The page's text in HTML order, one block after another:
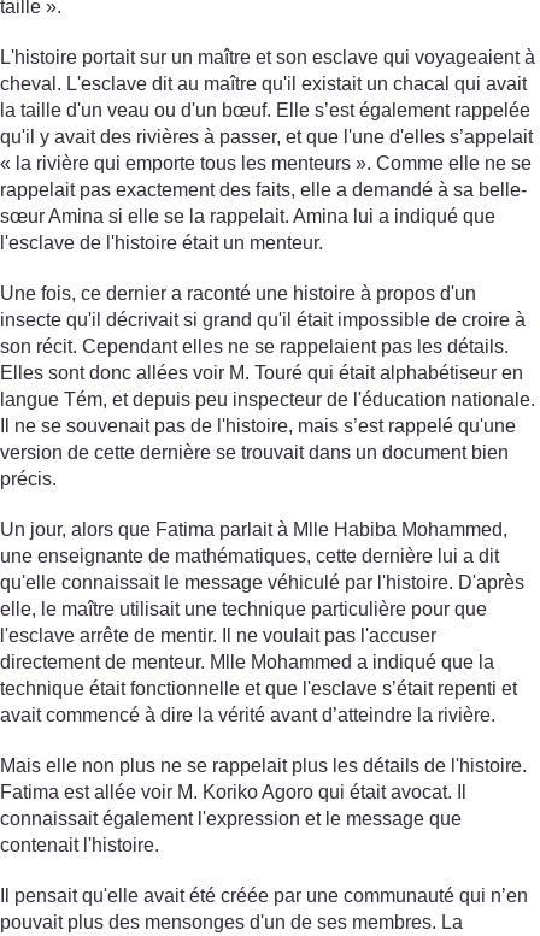
taille ».
L'histoire portait sur un maître et son esclave qui voyageaient à
cheval. L'esclave dit au maître qu'il existait un chacal qui avait
la taille d'un veau ou d'un bœuf. Elle s’est également rappelée
qu'il y avait des rivières à passer, et que l'une d'elles s’appelait
« la rivière qui emporte tous les menteurs ». Comme elle ne se
rappelait pas exactement des faits, elle a demandé à sa belle-
sœur Amina si elle se la rappelait. Amina lui a indiqué que
l'esclave de l'histoire était un menteur.
Une fois, ce dernier a raconté une histoire à propos d'un
insecte qu'il décrivait si grand qu'il était impossible de croire à
son récit. Cependant elles ne se rappelaient pas les détails.
Elles sont donc allées voir M. Touré qui était alphabétiseur en
langue Tém, et depuis peu inspecteur de l'éducation nationale.
Il ne se souvenait pas de l'histoire, mais s’est rappelé qu'une
version de cette dernière se trouvait dans un document bien
précis.
Un jour, alors que Fatima parlait à Mlle Habiba Mohammed,
une enseignante de mathématiques, cette dernière lui a dit
qu'elle connaissait le message véhiculé par l'histoire. D'après
elle, le maître utilisait une technique particulière pour que
l'esclave arrête de mentir. Il ne voulait pas l'accuser
directement de menteur. Mlle Mohammed a indiqué que la
technique était fonctionnelle et que l'esclave s’était repenti et
avait commencé à dire la vérité avant d’atteindre la rivière.
Mais elle non plus ne se rappelait plus les détails de l'histoire.
Fatima est allée voir M. Koriko Agoro qui était avocat. Il
connaissait également l'expression et le message que
contenait l'histoire.
Il pensait qu'elle avait été créée par une communauté qui n’en
pouvait plus des mensonges d'un de ses membres. La